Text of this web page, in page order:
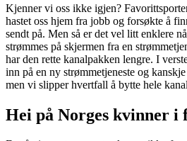
Kjenner vi oss ikke igjen?
hastet oss hjem fra jobb og forsøkte å
sendt på. Men så er det vel litt enklere
strømmes på skjermen fra en
har den rette kanalpakken lengre. I
inn på en ny strømmetjeneste og
men vi slipper hvertfall å bytte hele
Hei på Norges kvinner i